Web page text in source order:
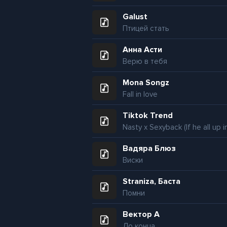
Galust
Птицей стать
Анна Асти
Верю в тебя
Mona Songz
Fall in love
Tiktok Trend
Вадяра Блюз
Виски
Straniza, Баста
Помни
Вектор А